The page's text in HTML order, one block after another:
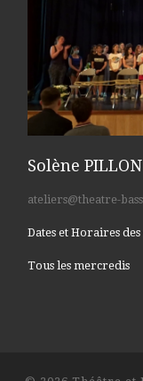
Solène PILLON
ateliers@theatre-
Dates et Horaires
Tous les mercredis